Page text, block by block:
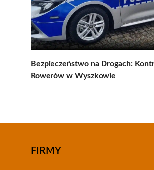
Bezpieczeństwo na Drogach:
Rowerów w Wyszkowie
FIRMY